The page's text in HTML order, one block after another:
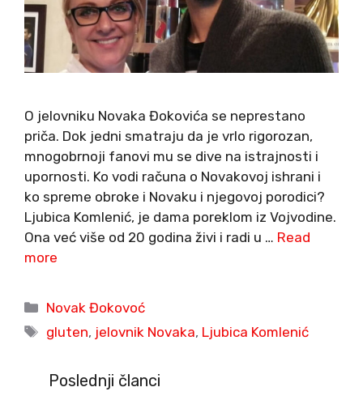
O jelovniku Novaka Đokovića se neprestano
priča. Dok jedni smatraju da je vrlo rigorozan,
mnogobrnoji fanovi mu se dive na istrajnosti i
upornosti. Ko vodi računa o Novakovoj ishrani i
ko spreme obroke i Novaku i njegovoj porodici?
Ljubica Komlenić, je dama poreklom iz Vojvodine.
Ona već više od 20 godina živi i radi u … Read
more
Categories
Novak Đokovoć
Tags
gluten, jelovnik Novaka, Ljubica Komlenić
Poslednji članci